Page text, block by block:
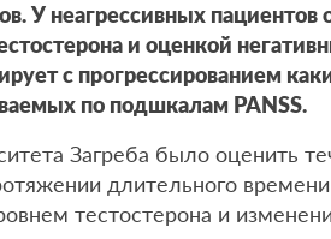
У неагрессивных пациентов
и оценкой
с прогрессированием
по подшкалам PANSS.
Загреба было оценить
длительного
тестостерона и